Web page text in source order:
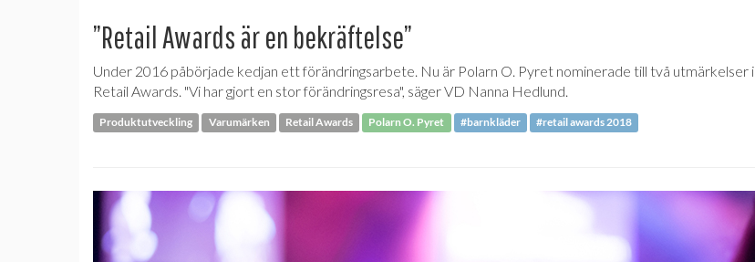
”Retail Awards är en bekräftelse”
Under 2016 påbörjade kedjan ett förändringsarbete. Nu är Polarn O. Pyret nominerade till två utmärkelser i
Retail Awards. "Vi har gjort en stor förändringsresa", säger VD Nanna Hedlund.
Produktutveckling Varumärken Retail Awards Polarn O. Pyret #barnkläder #retail awards 2018